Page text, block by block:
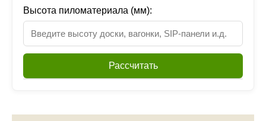
Высота пиломатериала (мм):
Рассчитать